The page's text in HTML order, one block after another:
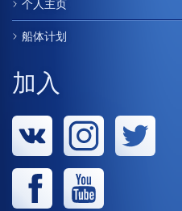
个人主页
船体计划
加入